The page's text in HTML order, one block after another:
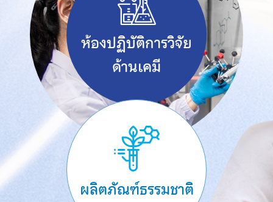
ห้องปฏิบัติการวิจัย
ด้านเคมี
ผลิตภัณฑ์ธรรมชาติ